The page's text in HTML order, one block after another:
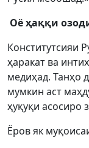
Оё ҳаққи
Конститутсияи
ҳаракат ва
медиҳад. Танҳо
мумкин аст
ҳуқуқи асосиро
Ёров як